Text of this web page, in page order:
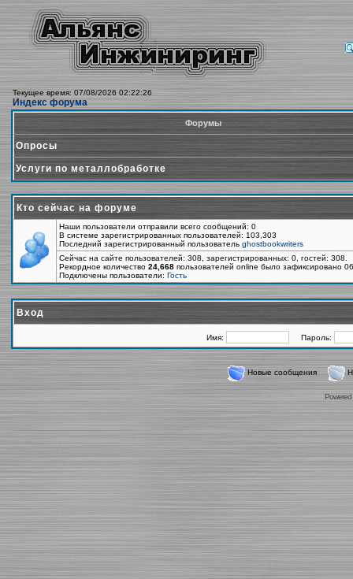
Текущее время: 07/08/2026 02:22:26
Индекс форума
Форумы
Опросы
Услуги по металлобработке
Кто сейчас на форуме
Наши пользователи отправили всего сообщений: 0
В системе зарегистрированных пользователей: 103,303
Последний зарегистрированный пользователь ghostbookwriters
Сейчас на сайте пользователей: 308, зарегистрированных: 0, гостей:
Рекордное количество 24,668 пользователей online было зафиксировано
Подключены пользователи: Гость
Вход
Имя: Пароль:
Новые сообщения